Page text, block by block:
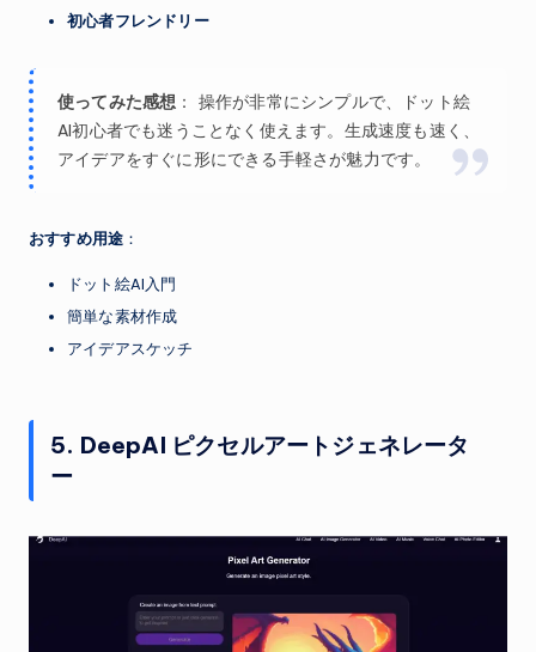
初心者フレンドリー
使ってみた感想 ： 操作が非常にシンプルで、ドット絵
AI初心者でも迷うことなく使えます。生成速度も速く、
アイデアをすぐに形にできる手軽さが魅力です。
おすすめ用途 ：
ドット絵AI入門
簡単な素材作成
アイデアスケッチ
5. DeepAI ピクセルアートジェネレータ
ー